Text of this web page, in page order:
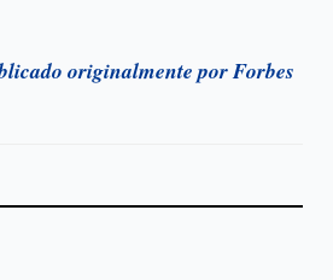
originalmente por Forbes